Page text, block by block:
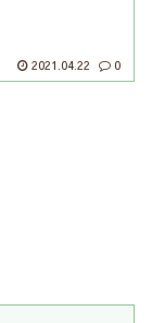
2021.04.22 0